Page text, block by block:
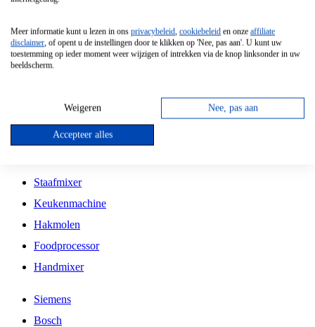
Vrijstaande Magnetron
Vrijstaande Kookplaat
Inbouw Gaskookplaat
Inbouw Keramische Kookplaat
Kookplaat Accessoires
Staafmixer
Keukenmachine
Hakmolen
Foodprocessor
Handmixer
Siemens
Bosch
Meer informatie kunt u lezen in ons privacybeleid, cookiebeleid en onze affiliate
disclaimer, of opent u de instellingen door te klikken op 'Nee, pas aan'. U kunt uw
toestemming op ieder moment weer wijzigen of intrekken via de knop linksonder in uw
beeldscherm.
Weigeren Nee, pas aan
Accepteer alles